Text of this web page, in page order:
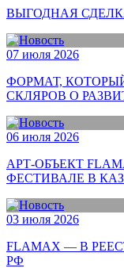
ВЫГОДНАЯ
07 июля 2026
ФОРМАТ,
СКЛЯРОВ О
06 июля 2026
АРТ-ОБЪЕКТ
ФЕСТИВАЛЕ В
03 июля 2026
FLAMAX — В
РФ